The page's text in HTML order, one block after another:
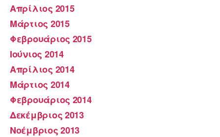
Απρίλιος 2015
Μάρτιος 2015
Φεβρουάριος 2015
Ιούνιος 2014
Απρίλιος 2014
Μάρτιος 2014
Φεβρουάριος 2014
Δεκέμβριος 2013
Νοέμβριος 2013